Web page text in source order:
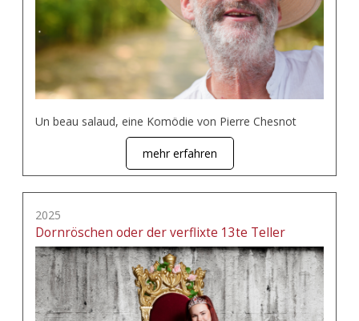
Un beau salaud, eine Komödie von Pierre Chesnot
mehr erfahren
2025
Dornröschen oder der verflixte 13te Teller